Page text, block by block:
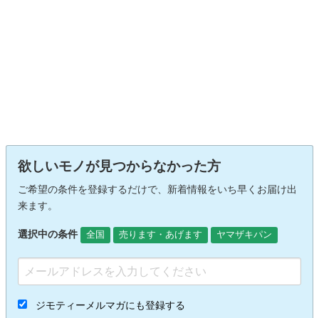
欲しいモノが見つからなかった方
ご希望の条件を登録するだけで、新着情報をいち早くお届け出
来ます。
選択中の条件 全国 売ります・あげます ヤマザキパン
ジモティーメルマガにも登録する